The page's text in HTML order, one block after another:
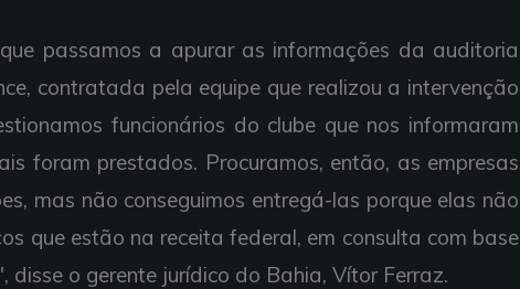
passamos a apurar as informações da auditoria
contratada pela equipe que realizou a intervenção
funcionários do clube que nos informaram
foram prestados. Procuramos, então, as empresas
mas não conseguimos entregá-las porque elas não
que estão na receita federal, em consulta com base
disse o gerente jurídico do Bahia, Vítor Ferraz.